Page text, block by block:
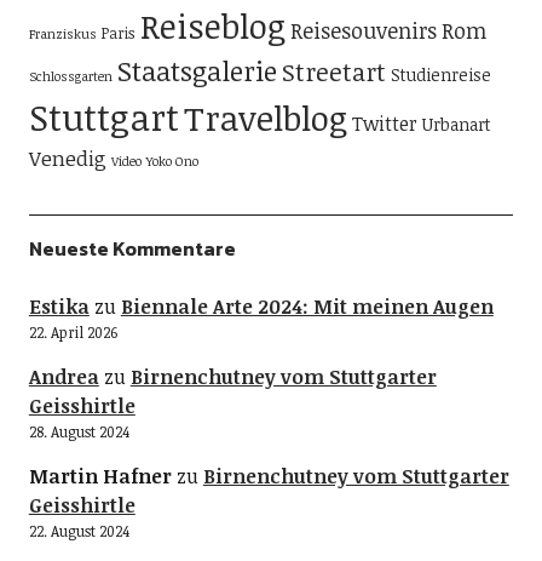
Franziskus Paris Reiseblog ReisesouvenirsRom
Schlossgarten Staatsgalerie Streetart Studienreise
StuttgartTravelblog Twitter Urbanart
Venedig Video Yoko Ono
Neueste Kommentare
Estikazu Biennale Arte 2024: Mit meinen Augen
22. April 2026
Andreazu Birnenchutney vom Stuttgarter
Geisshirtle
28. August 2024
Martin Hafnerzu Birnenchutney vom Stuttgarter
Geisshirtle
22. August 2024